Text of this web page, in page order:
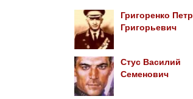
Григоренко Петр
Григорьевич
Стус Василий
Семенович